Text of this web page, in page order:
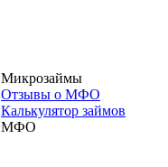
Микрозаймы
Отзывы о МФО
Калькулятор займов
МФО